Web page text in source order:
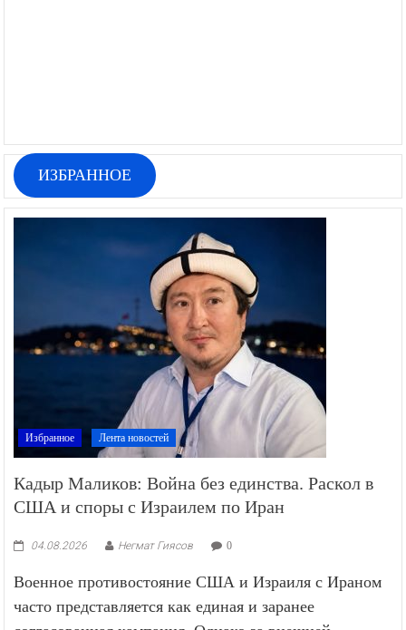
ИЗБРАННОЕ
Избранное Лента новостей
Кадыр Маликов: Война без единства. Раскол в
США и споры с Израилем по Иран
04.08.2026 Негмат Гиясов 0
Военное противостояние США и Израиля с Ираном
часто представляется как единая и заранее